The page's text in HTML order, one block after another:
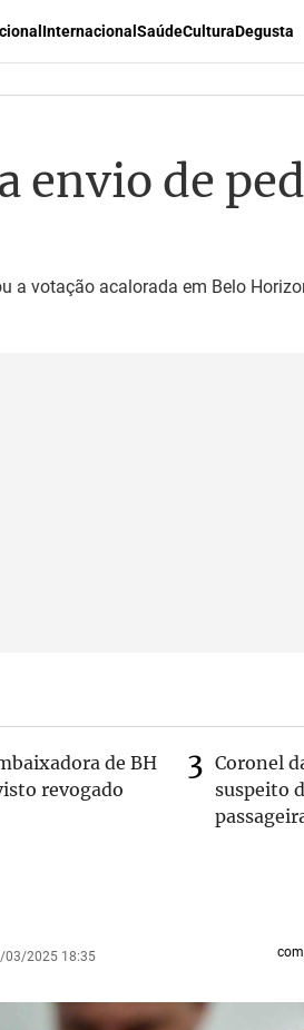
Internacional SaúdeCulturaDegusta
envio de
a votação acalorada em Belo
de BH
revogado
Coronel
suspeito
03/2025 18:35